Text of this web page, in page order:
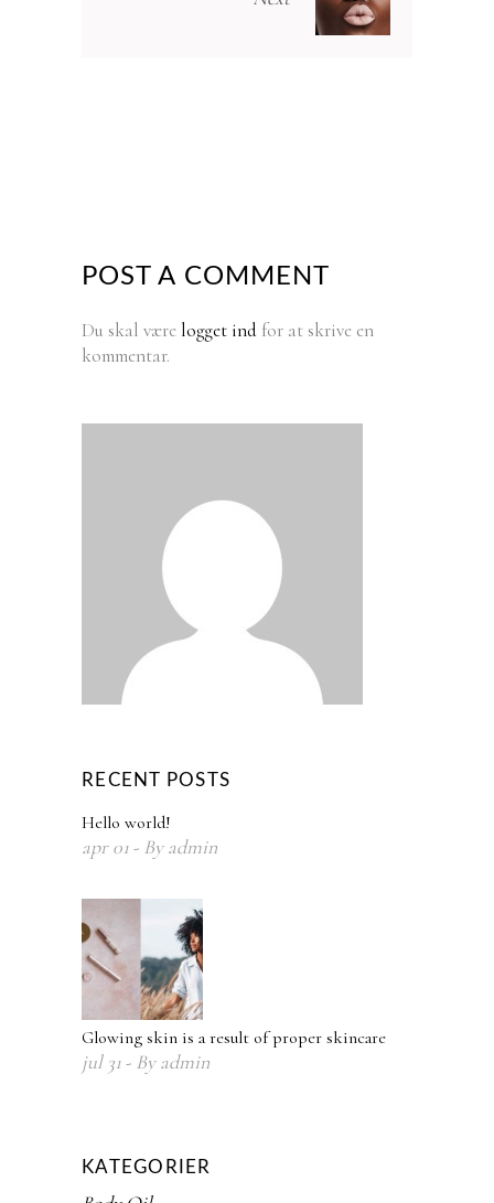
POST A COMMENT
Du skal være logget ind for at skrive en
kommentar.
RECENT POSTS
Hello world!
apr 01 Byadmin
Glowing skin is a result of proper skincare
jul 31 Byadmin
KATEGORIER